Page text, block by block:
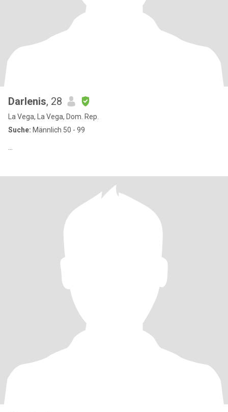
Darlenis, 28
La Vega, La Vega, Dom. Rep.
Suche: Männlich 50 - 99